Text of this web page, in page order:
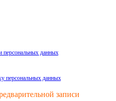
персональных данных
персональных данных
записи